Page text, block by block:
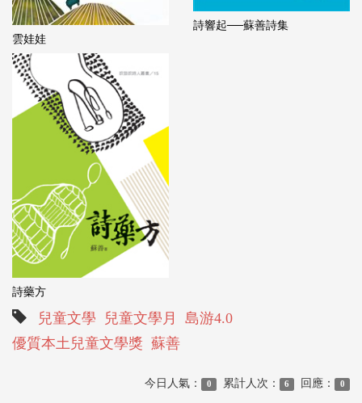
雲娃娃
詩響起──蘇善詩集
詩藥方
兒童文學 兒童文學月
島游4.0
優質本土兒童文學獎 蘇善
今日人氣： 0 累計人次： 6 回應： 0